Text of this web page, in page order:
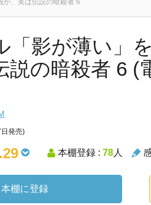
が、実は伝説の暗殺者 6
「影が薄い」
説の暗殺者 6 (
発売)
本棚登録 : 78人
本棚に登録